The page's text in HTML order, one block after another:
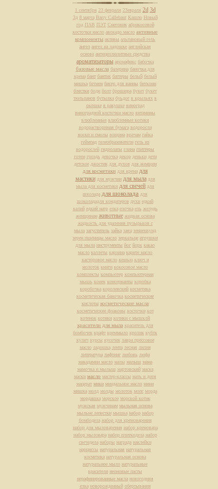
1 сентября 23 февраля 23евраля 2d 3d
3д 8 марта Barry Callebaut Кашпо Новый
год ПАВ ПЭТ Снеговик абрикосовой
косточки масло авокадо масло активные
компоненты активы альгиновый гель
ангел ангел на ладошке английская
основа антицеллюлитные средства
ароматизаторы аромафикс бабочка
базовые масла балерина баночка для
крема бант бантик баттеры белый белый
мишка бетмен бисер для ванны биткоин
блестки боди болт брошюра букет букет
тюльпанов бутылка буьдог в крыльях в
окошке в ракушке виноград
виноградной косточки масло витамины
влюбленные влюбленные котики
водорастворимая бумага водоросли
воски и смолы вощина врачам гайка
геймпад гелеобразователи гель из
водорослей гидролаты глина глиттеры
готем гроздь девочка декор деньки дети
детское джостик для духов для женщин
для косметики для крема для
мастики для мужчин для мыла для
мыла для косметики для свечей для
школада для шоколада для
шоколададля кондитеров духи едкий
калий едкий натр елка елочка ель желудь
женщинам животные жидкая основа
жидкость для удаления пузырьков с
мыла загуститель зайка заяц зенненхунд
зерен пшеницы масло зеркальце игрушки
для мыла инструменты йог йорк какао
масло каллеты карзина карите масло
касторовое масло кешью ключ и
молоток книги кокосовое масло
комплекты компьютер компьютерная
мышь конек консерванты коробка
коробочка королевский косметика
косметическая баночка косметические
кислоты косметические масла
косметические флаконы косточки кот
котенок котики котики с мышклй
красители для мыла краситель для
бомбочек крафт креммыло кролик кубтк
кулич курсы кусочек лавра прессовое
масло ладошка лента лесная лилия
литература лифтинг любовь люфа
макадамии масло малы малыш мама
мамочка и мылыш мартовский маска
маски масло мастер-классы мать и дитя
мацерат мики миндальное масло мини
мишка молд молды молоток мопс морда
мордашка морское морской котик
мужская мужчинам мыльная основа
мыльне лепестки мышка набор набор
бомбодела набор для кремоварения
набор для мыловарения набор кремовара
набор мыловара набор плиткодела набор
свечедела наборы награда наклейки
нарциссы натуральная натуральная
косметика натуральная основа
натуральное мыло натуральные
красители неоновые пасты
нерафинированные масла новогодняя
елка новорожденный обертывания